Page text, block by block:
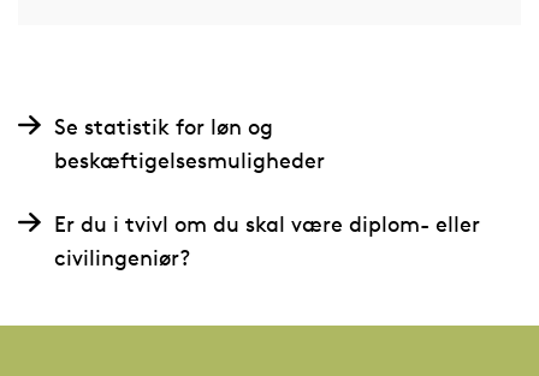
Se statistik for løn og
beskæftigelsesmuligheder
Er du i tvivl om du skal være diplom- eller
civilingeniør?